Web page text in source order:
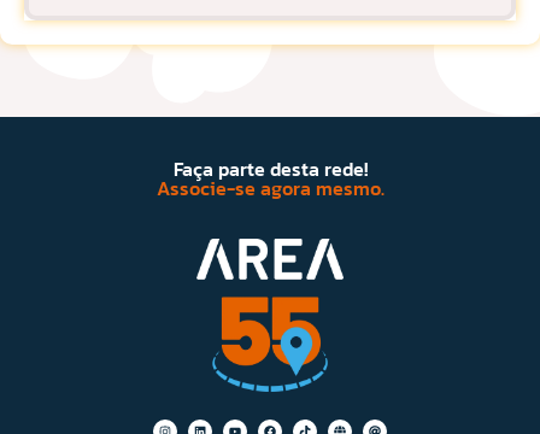
Faça parte desta rede!
Associe-se agora mesmo.